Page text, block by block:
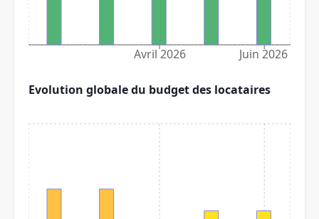
Avril 2026 Juin 2026
Evolution globale du budget des locataires